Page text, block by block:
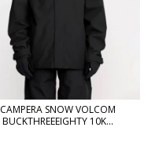
CAMPERA SNOW VOLCOM
BUCKTHREEEIGHTY 10K...